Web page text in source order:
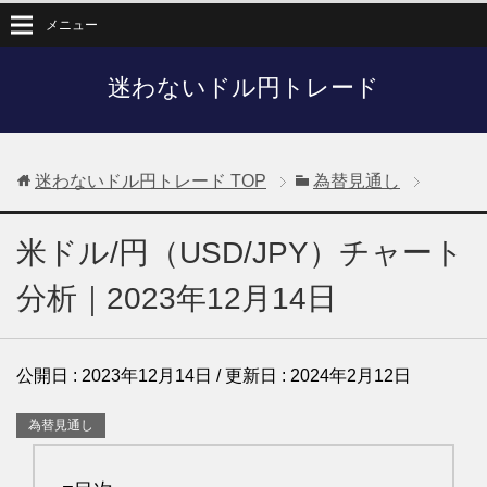
迷わないドル円トレード
メニュー
迷わないドル円トレード TOP 為替見通し
米ドル/円（USD/JPY）チャート
分析｜2023年12月14日
公開日 : 2023年12月14日 / 更新日 : 2024年2月12日
為替見通し